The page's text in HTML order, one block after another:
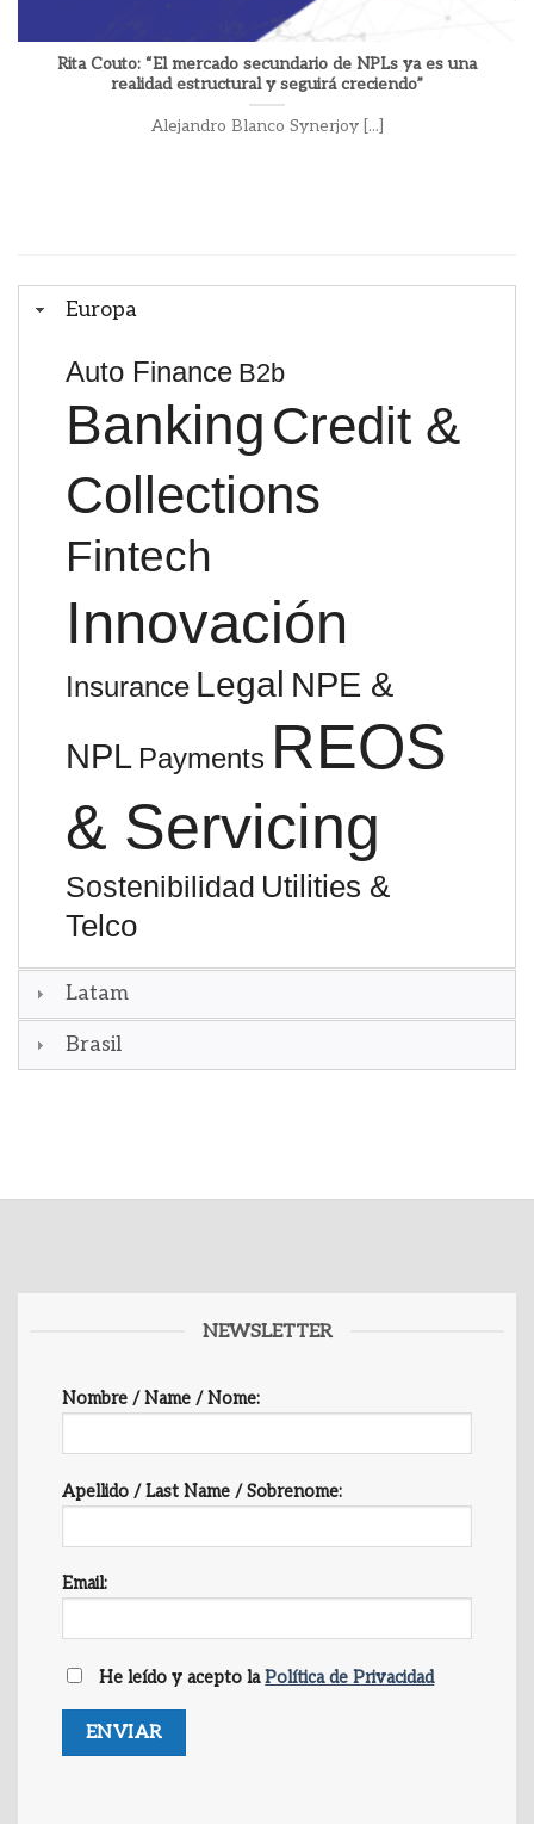
Europa
Auto Finance B2b
Banking Credit &
Collections
Fintech
Innovación
Insurance Legal NPE &
NPL Payments REOS
& Servicing
Sostenibilidad Utilities &
Telco
Latam
Brasil
Rita Couto: “El mercado secundario de NPLs ya es una
realidad estructural y seguirá creciendo”
Alejandro Blanco Synerjoy [...]
NEWSLETTER
Nombre / Name / Nome:
Apellido / Last Name / Sobrenome:
Email:
He leído y acepto laPolítica de Privacidad